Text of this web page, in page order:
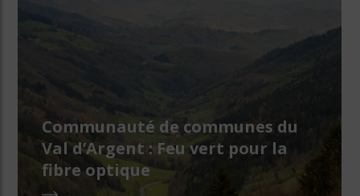
Communauté de communes du
Val d’Argent : Feu vert pour la
fibre optique